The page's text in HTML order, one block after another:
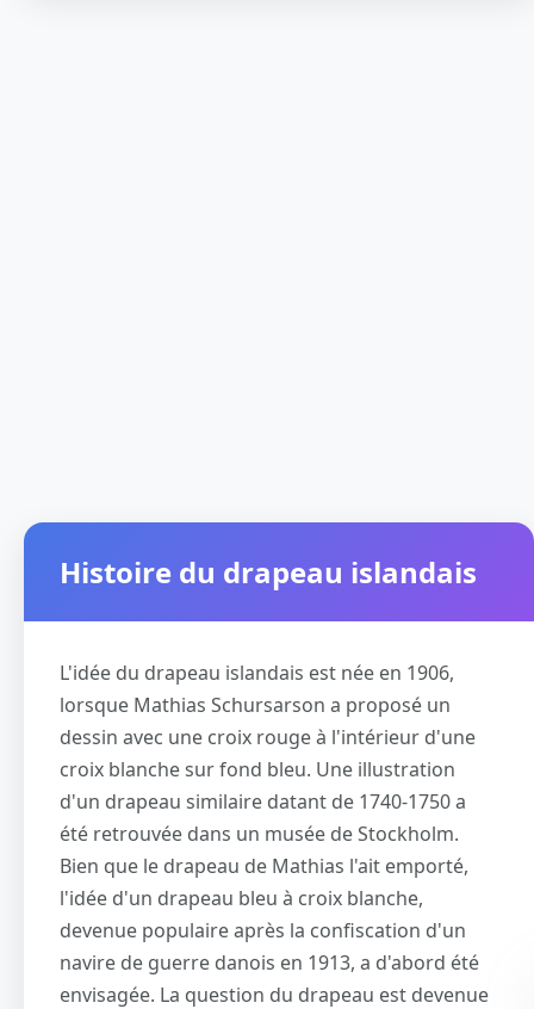
Histoire du drapeau islandais
L'idée du drapeau islandais est née en 1906,
lorsque Mathias Schursarson a proposé un
dessin avec une croix rouge à l'intérieur d'une
croix blanche sur fond bleu. Une illustration
d'un drapeau similaire datant de 1740-1750 a
été retrouvée dans un musée de Stockholm.
Bien que le drapeau de Mathias l'ait emporté,
l'idée d'un drapeau bleu à croix blanche,
devenue populaire après la confiscation d'un
navire de guerre danois en 1913, a d'abord été
envisagée. La question du drapeau est devenue